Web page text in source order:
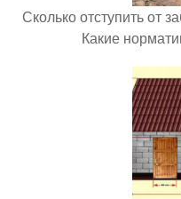
Сколько отступить от
Какие